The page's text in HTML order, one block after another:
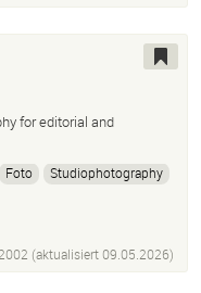
for editorial and
Foto
Studiophotography
(aktualisiert09.05.2026)